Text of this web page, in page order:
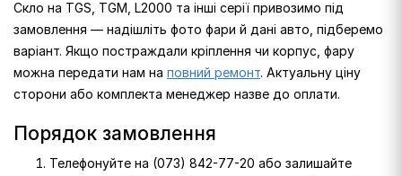
Скло на TGS, TGM, L2000 та інші серії привозимо під
замовлення — надішліть фото фари й дані авто, підберемо
варіант. Якщо постраждали кріплення чи корпус, фару
можна передати нам на повний ремонт. Актуальну ціну
сторони або комплекта менеджер назве до оплати.
Порядок замовлення
Телефонуйте на (073) 842-77-20 або залишайте